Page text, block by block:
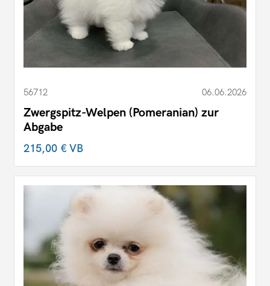
56712 06.06.2026
Zwergspitz-Welpen (Pomeranian) zur
Abgabe
215,00 €VB